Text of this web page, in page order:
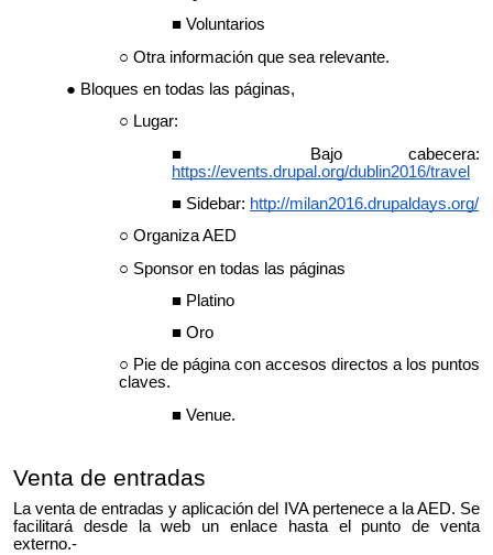
Voluntarios
Otra información que sea relevante.
Bloques en todas las páginas,
Lugar:
Bajo cabecera:
https://events.drupal.org/dublin2016/travel
Sidebar: http://milan2016.drupaldays.org/
Organiza AED
Sponsor en todas las páginas
Platino
Oro
Pie de página con accesos directos a los puntos
claves.
Venue.
Venta de entradas
La venta de entradas y aplicación del IVA pertenece a la AED. Se
facilitará desde la web un enlace hasta el punto de venta
externo.-